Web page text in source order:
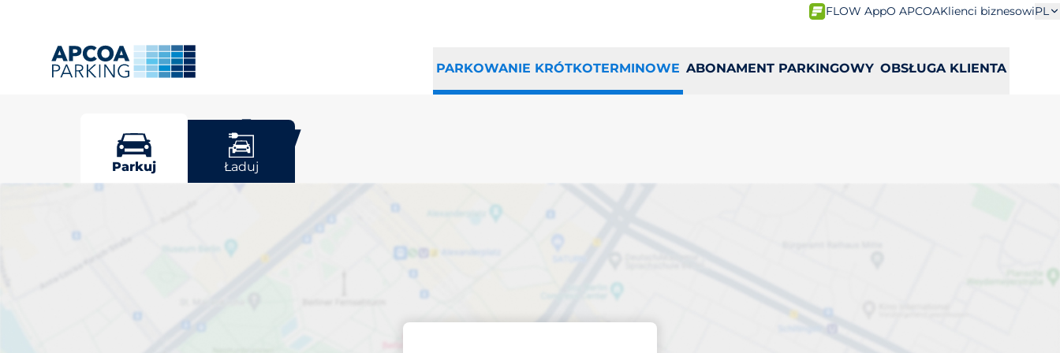
FLOW AppO APCOAKlienci biznesowiPL
PARKOWANIE KRÓTKOTERMINOWE ABONAMENT PARKINGOWY OBSŁUGA KLIENTA
Rzeszów
Parkuj Ładuj
Wybierz miejsce parkingowe w
Rzeszów